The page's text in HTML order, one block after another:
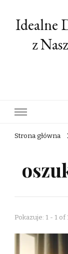
Idealne
z
Strona główna
Pokazuje: 1 - 1